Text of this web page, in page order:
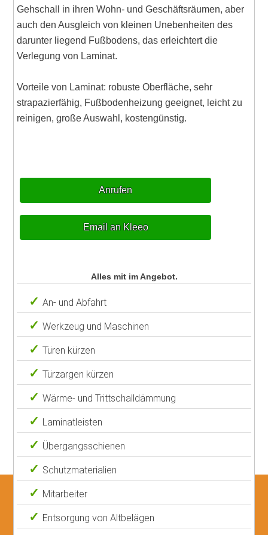
Gehschall in ihren Wohn- und Geschäftsräumen, aber
auch den Ausgleich von kleinen Unebenheiten des
darunter liegend Fußbodens, das erleichtert die
Verlegung von Laminat.
Vorteile von Laminat: robuste Oberfläche, sehr
strapazierfähig, Fußbodenheizung geeignet, leicht zu
reinigen, große Auswahl, kostengünstig.
Anrufen
Email an Kleeo
Alles mit im Angebot.
An- und Abfahrt
Werkzeug und Maschinen
Türen kürzen
Türzargen kürzen
Wärme- und Trittschalldämmung
Laminatleisten
Übergangsschienen
Schutzmaterialien
Mitarbeiter
Entsorgung von Altbelägen